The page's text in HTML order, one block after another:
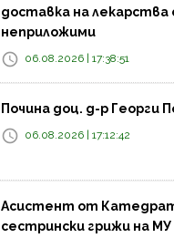
доставка на лекарства
неприложими
06.08.2026 | 17:38:51
Почина доц. д-р Георги
06.08.2026 | 17:12:42
Асистент от
сестрински грижи на МУ